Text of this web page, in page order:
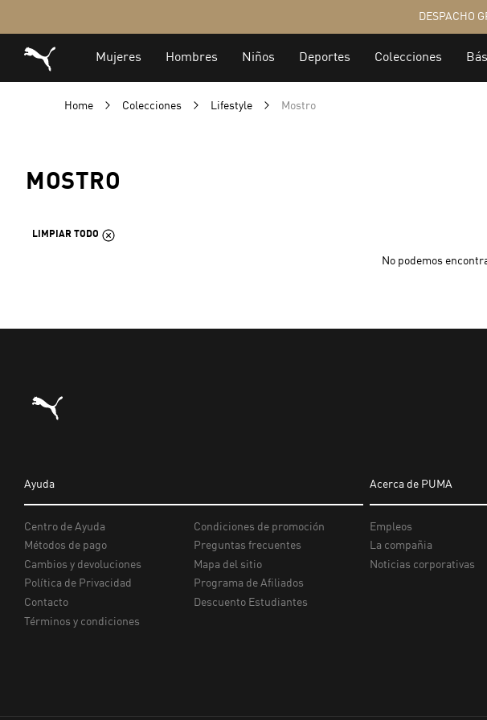
Home Colecciones Lifestyle Mostro
MOSTRO
LIMPIAR TODO
No podemos